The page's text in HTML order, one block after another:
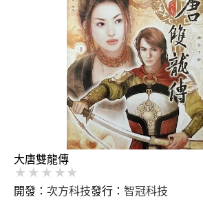
大唐雙龍傳
開發： 次方科技發行： 智冠科技